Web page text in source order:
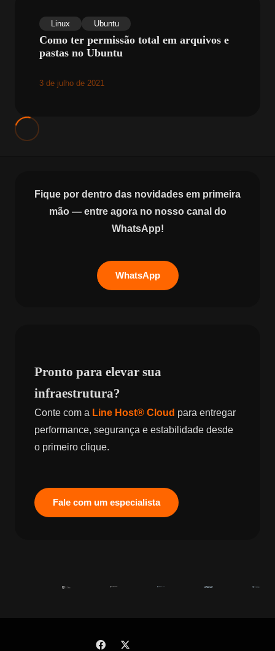
Linux Ubuntu
Como ter permissão total em arquivos e
pastas no Ubuntu
3 de julho de 2021
Fique por dentro das novidades em primeira
mão — entre agora no nosso canal do
WhatsApp!
WhatsApp
Pronto para elevar sua
infraestrutura?
Conte com a Line Host® Cloud para entregar
performance, segurança e estabilidade desde
o primeiro clique.
Fale com um especialista